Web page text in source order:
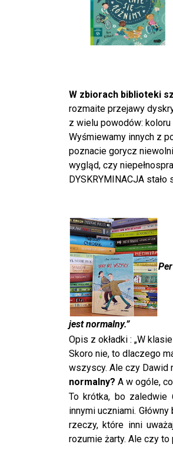
W zbiorach biblioteki
rozmaite przejawy
z wielu powodów: koloru
Wyśmiewamy innych z
poznacie gorycz
wygląd, czy
DYSKRYMINACJA
jest normalny.”
Opis z okładki : „W
Skoro nie, to dlaczego
wszyscy. Ale czy Dawid
normalny? A w ogóle,
To krótka, bo zaledwie
innymi uczniami.
rzeczy, które inni
rozumie żarty. Ale czy